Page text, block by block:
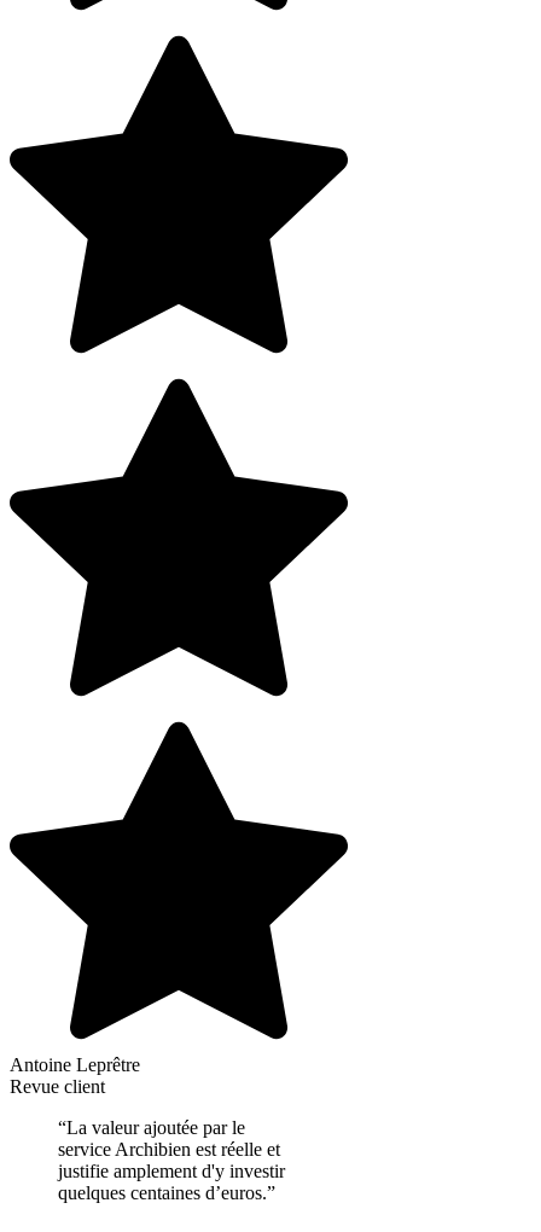
Antoine Leprêtre
Revue client
“La valeur ajoutée par le
service Archibien est réelle et
justifie amplement d'y investir
quelques centaines d’euros.”